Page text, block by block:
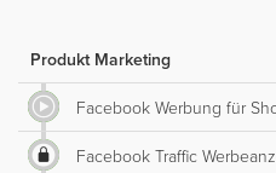
Produkt Marketing
Facebook Werbung für
Facebook Traffic